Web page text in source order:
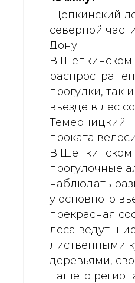
Щепкинский
северной
Дону.
В Щепкинском
прогулки, так
въезде в лес
Темерницкий
проката
В Щепкинском
прогулочные
наблюдать
у основного
прекрасная
леса ведут
лиственными
деревьями,
нашего